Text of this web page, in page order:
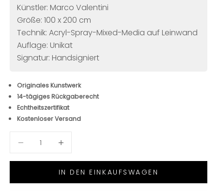
Künstler: Marco Valentini
Größe: 100 x 200 cm
Technik: Acryl-Spray-Mixed-Media auf Leinwand
Auflage: Unikat
Signatur: Handsigniert
Originales Kunstwerk
14-tägiges Rückgaberecht
Echtheitszertifikat
Kostenloser Versand
IN DEN EINKAUFSWAGEN